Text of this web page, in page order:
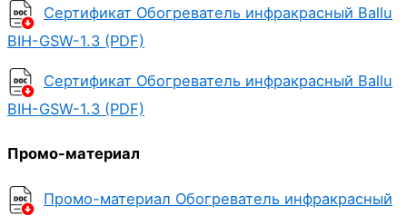
Сертификат Обогреватель инфракрасный Ballu
BIH-GSW-1.3 (PDF)
Сертификат Обогреватель инфракрасный Ballu
BIH-GSW-1.3 (PDF)
Промо-материал
Промо-материал Обогреватель инфракрасный